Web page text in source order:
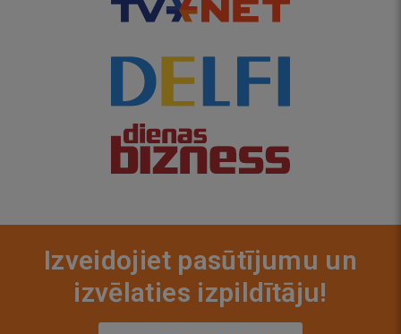
Izveidojiet pasūtījumu un
izvēlaties izpildītāju!